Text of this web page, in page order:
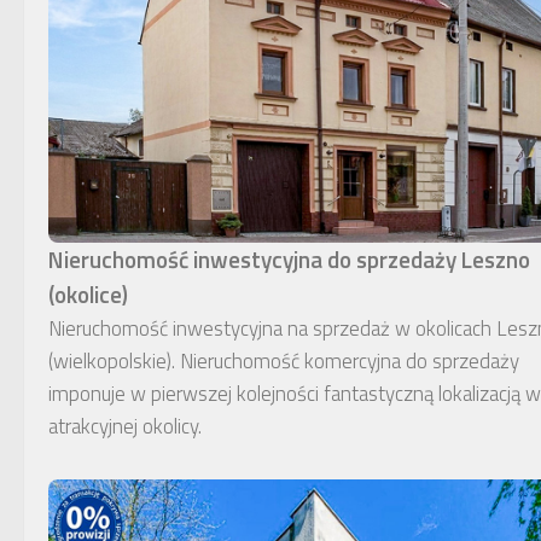
Nieruchomość inwestycyjna do sprzedaży Leszno
(okolice)
Nieruchomość inwestycyjna na sprzedaż w okolicach
(wielkopolskie). Nieruchomość komercyjna do sprzedaży
imponuje w pierwszej kolejności fantastyczną lokalizacją w
atrakcyjnej okolicy.